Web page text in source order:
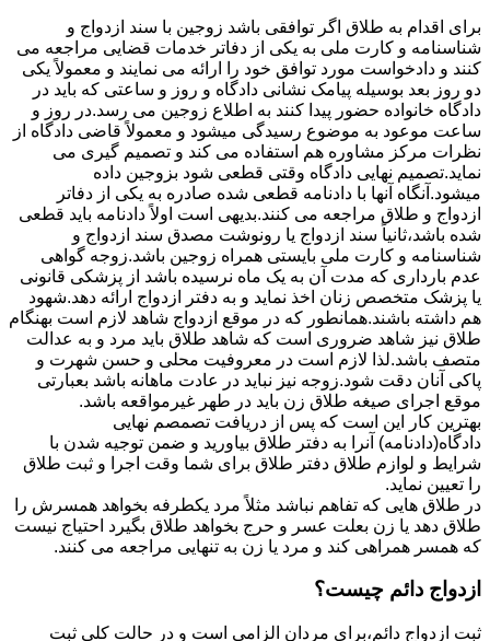
برای اقدام به طلاق اگر توافقی باشد زوجین با سند ازدواج و
شناسنامه و کارت ملی به یکی از دفاتر خدمات قضایی مراجعه می
کنند و دادخواست مورد توافق خود را ارائه می نمایند و معمولاً یکی
دو روز بعد بوسیله پیامک نشانی دادگاه و روز و ساعتی که باید در
دادگاه خانواده حضور پیدا کنند به اطلاع زوجین می رسد.در روز و
ساعت موعود به موضوع رسیدگی میشود و معمولاً قاضی دادگاه از
نظرات مرکز مشاوره هم استفاده می کند و تصمیم گیری می
نماید.تصمیم نهایی دادگاه وقتی قطعی شود بزوجین داده
میشود.آنگاه آنها با دادنامه قطعی شده صادره به یکی از دفاتر
ازدواج و طلاق مراجعه می کنند.بدیهی است اولاً دادنامه باید قطعی
شده باشد،ثانیاً سند ازدواج یا رونوشت مصدق سند ازدواج و
شناسنامه و کارت ملی بایستی همراه زوجین باشد.زوجه گواهی
عدم بارداری که مدت آن به یک ماه نرسیده باشد از پزشکی قانونی
یا پزشک متخصص زنان اخذ نماید و به دفتر ازدواج ارائه دهد.شهود
هم داشته باشند.همانطور که در موقع ازدواج شاهد لازم است بهنگام
طلاق نیز شاهد ضروری است که شاهد طلاق باید مرد و به عدالت
متصف باشد.لذا لازم است در معروفیت محلی و حسن شهرت و
پاکی آنان دقت شود.زوجه نیز نباید در عادت ماهانه باشد بعبارتی
موقع اجرای صیغه طلاق زن باید در طهر غیرمواقعه باشد.
بهترین کار این است که پس از دریافت تصمصم نهایی
دادگاه(دادنامه) آنرا به دفتر طلاق بیاورید و ضمن توجیه شدن با
شرایط و لوازم طلاق دفتر طلاق برای شما وقت اجرا و ثبت طلاق
را تعیین نماید.
در طلاق هایی که تفاهم نباشد مثلاً مرد یکطرفه بخواهد همسرش را
طلاق دهد یا زن بعلت عسر و حرج بخواهد طلاق بگیرد احتیاج نیست
که همسر همراهی کند و مرد یا زن به تنهایی مراجعه می کنند.
ازدواج دائم چیست؟
ثبت ازدواج دائم،برای مردان الزامی است و در حالت کلی ثبت